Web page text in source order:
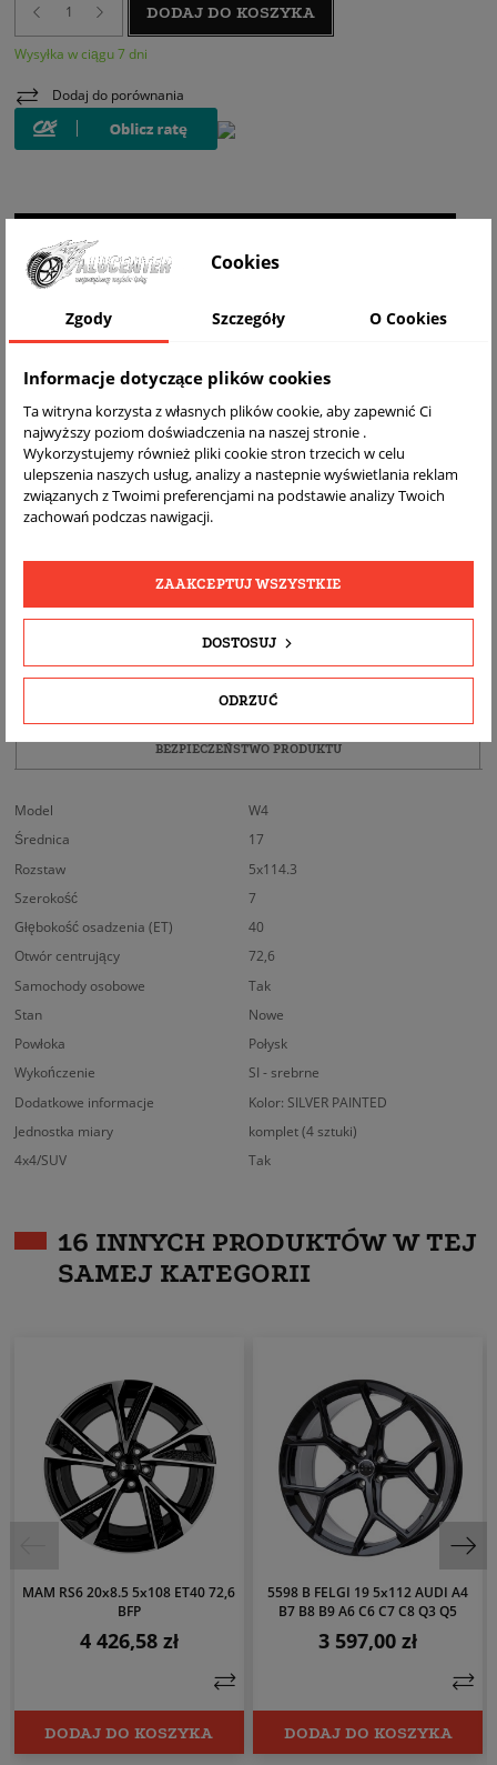
DODAJ DO KOSZYKA
Wysyłka w ciągu 7 dni
Dodaj do porównania
DARMOWA
WYSYŁKA
BEZPŁATNY
REALNE
SZCZEGÓŁY PRODUKTU
OPIS
DOPASOWANIE
BEZPIECZEŃSTWO PRODUKTU
Model
W4
Średnica
17
Rozstaw
5x114.3
Szerokość
7
Głębokość osadzenia (ET)
40
Otwór centrujący
72,6
Samochody osobowe
Tak
Stan
Nowe
Powłoka
Połysk
Wykończenie
SI - srebrne
Dodatkowe informacje
Kolor: SILVER PAINTED
Jednostka miary
komplet (4 sztuki)
4x4/SUV
Tak
16 INNYCH PRODUKTÓW W TEJ
SAMEJ KATEGORII
MAM RS6 20x8.5 5x108 ET40 72,6
BFP
Cena
4 426,58 zł
DODAJ DO KOSZYKA
5598 B FELGI 19 5x112 AUDI A4
B7 B8 B9 A6 C6 C7 C8 Q3 Q5
Cena
3 597,00 zł
DODAJ DO KOSZYKA
Cookies
Zgody Szczegóły O Cookies
Informacje dotyczące plików cookies
Ta witryna korzysta z własnych plików cookie, aby zapewnić Ci
najwyższy poziom doświadczenia na naszej stronie .
Wykorzystujemy również pliki cookie stron trzecich w celu
ulepszenia naszych usług, analizy a nastepnie wyświetlania reklam
związanych z Twoimi preferencjami na podstawie analizy Twoich
zachowań podczas nawigacji.
ODRZUĆ
DOSTOSUJ
ZAAKCEPTUJ WSZYSTKIE